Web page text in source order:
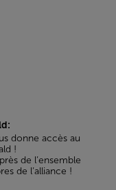
donne accès au
!
de l’ensemble
de l’alliance !